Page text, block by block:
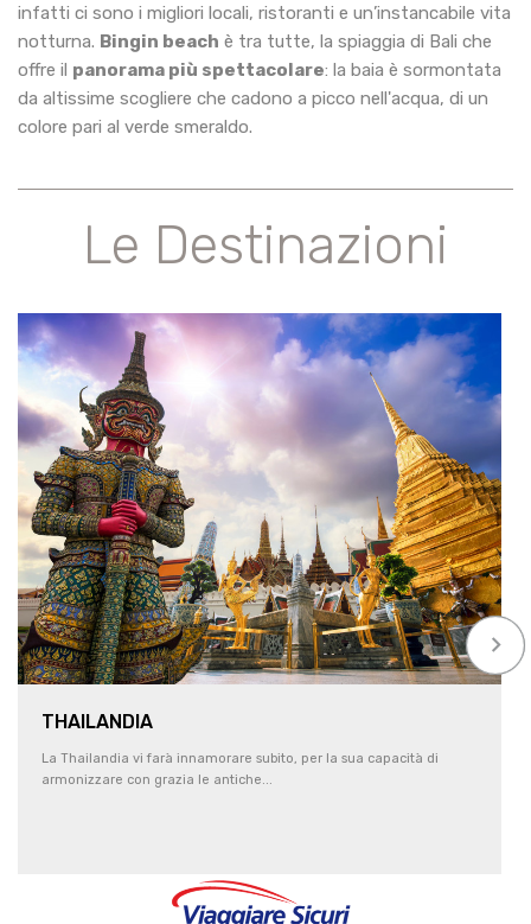
infatti ci sono i migliori locali, ristoranti e un’instancabile vita
notturna. Bingin beach è tra tutte, la spiaggia di Bali che
offre il panorama più spettacolare: la baia è sormontata
da altissime scogliere che cadono a picco nell'acqua, di un
colore pari al verde smeraldo.
Le Destinazioni
keyboard_arrow_right
THAILANDIA
La Thailandia vi farà innamorare subito, per la sua capacità di
armonizzare con grazia le antiche...